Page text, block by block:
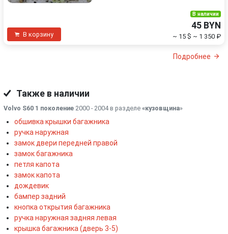
В корзину
В наличии
45 BYN
~ 15 $ ~ 1 350 ₽
Подробнее
Также в наличии
Volvo S60 1 поколение 2000 - 2004 в разделе «кузовщина»
обшивка крышки багажника
ручка наружная
замок двери передней правой
замок багажника
петля капота
замок капота
дождевик
бампер задний
кнопка открытия багажника
ручка наружная задняя левая
крышка багажника (дверь 3-5)